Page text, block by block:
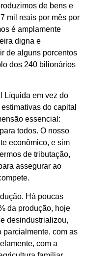
de bens e
mil reais por mês por
é amplamente
digna e
de alguns porcentos
dos 240 bilionários
Líquida em vez do
do capital
essencial:
todos. O nosso
econômico, e sim
de tributação,
assegurar ao
Há poucas
da produção, hoje
desindustrializou,
parcialmente, com as
com a